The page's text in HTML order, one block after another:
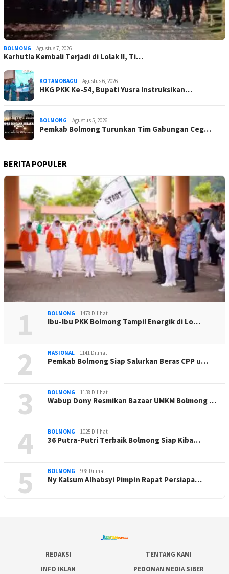
BOLMONG Agustus 7, 2026
Karhutla Kembali Terjadi di Lolak II, Ti…
KOTAMOBAGU Agustus 6, 2026
HKG PKK Ke-54, Bupati Yusra Instruksikan…
BOLMONG Agustus 5, 2026
Pemkab Bolmong Turunkan Tim Gabungan Ceg…
BERITA POPULER
1 BOLMONG 1478 Dilihat
Ibu-Ibu PKK Bolmong Tampil Energik di Lo…
2 NASIONAL 1141 Dilihat
Pemkab Bolmong Siap Salurkan Beras CPP u…
3 BOLMONG 1138 Dilihat
Wabup Dony Resmikan Bazaar UMKM Bolmong …
4 BOLMONG 1025 Dilihat
36 Putra-Putri Terbaik Bolmong Siap Kiba…
5 BOLMONG 978 Dilihat
Ny Kalsum Alhabsyi Pimpin Rapat Persiapa…
REDAKSI
TENTANG KAMI
INFO IKLAN
PEDOMAN MEDIA SIBER